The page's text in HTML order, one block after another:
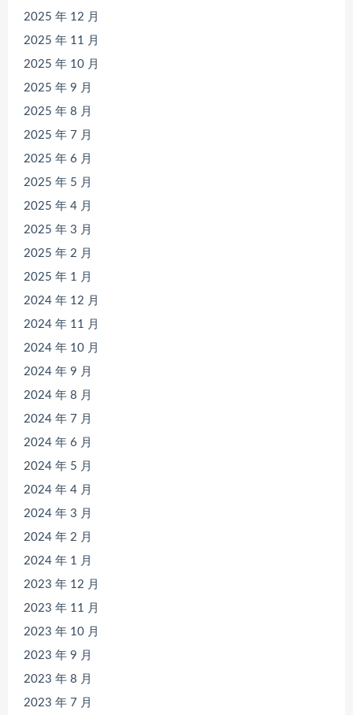
2025 年 12 月
2025 年 11 月
2025 年 10 月
2025 年 9 月
2025 年 8 月
2025 年 7 月
2025 年 6 月
2025 年 5 月
2025 年 4 月
2025 年 3 月
2025 年 2 月
2025 年 1 月
2024 年 12 月
2024 年 11 月
2024 年 10 月
2024 年 9 月
2024 年 8 月
2024 年 7 月
2024 年 6 月
2024 年 5 月
2024 年 4 月
2024 年 3 月
2024 年 2 月
2024 年 1 月
2023 年 12 月
2023 年 11 月
2023 年 10 月
2023 年 9 月
2023 年 8 月
2023 年 7 月